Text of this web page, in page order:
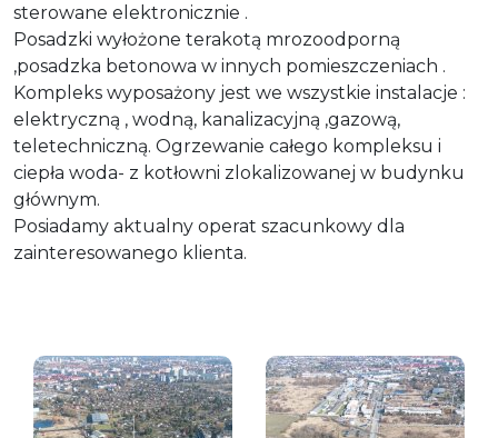
sterowane elektronicznie .
Posadzki wyłożone terakotą mrozoodporną
,posadzka betonowa w innych pomieszczeniach .
Kompleks wyposażony jest we wszystkie instalacje :
elektryczną , wodną, kanalizacyjną ,gazową,
teletechniczną. Ogrzewanie całego kompleksu i
ciepła woda- z kotłowni zlokalizowanej w budynku
głównym.
Posiadamy aktualny operat szacunkowy dla
zainteresowanego klienta.